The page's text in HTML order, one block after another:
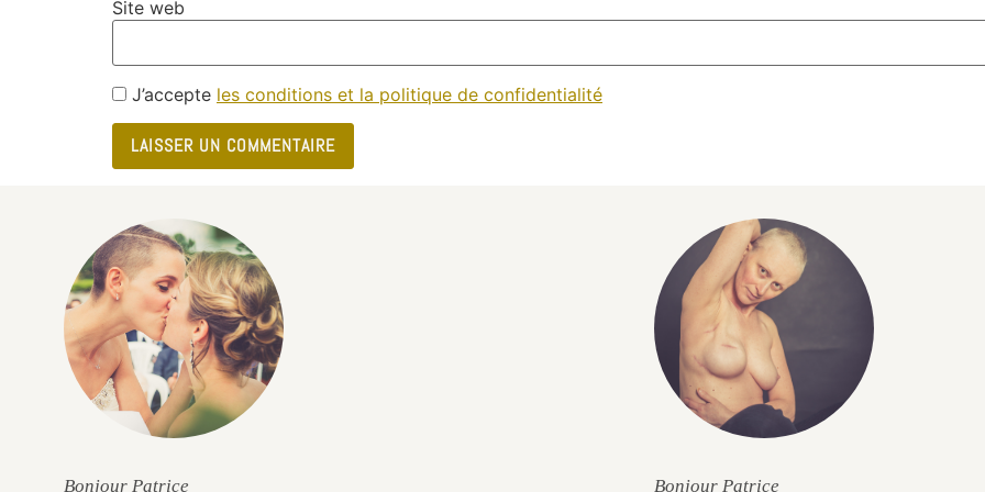
Site web
J’accepte les conditions et la politique de confidentialité
Bonjour Patrice Bonjour Patrice